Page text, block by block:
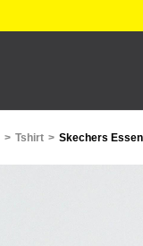
Tshirt Skechers